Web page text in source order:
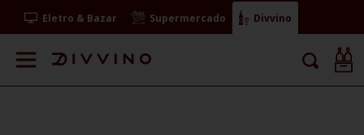
Eletro & Bazar Supermercado Divvino